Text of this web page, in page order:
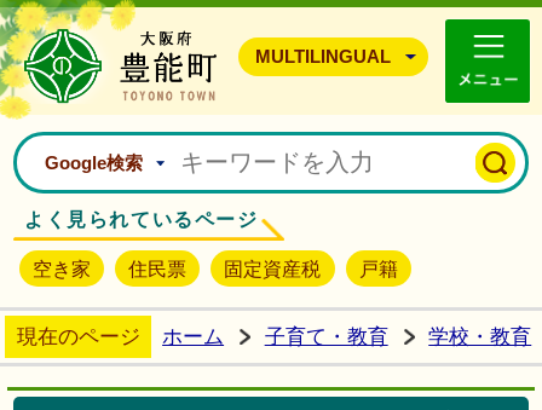
豊能町ホームページ
MULTILINGUAL
Google検索
よく見られているページ
空き家 住民票 固定資産税 戸籍
現在のページ ホーム 子育て・教育 学校・教育